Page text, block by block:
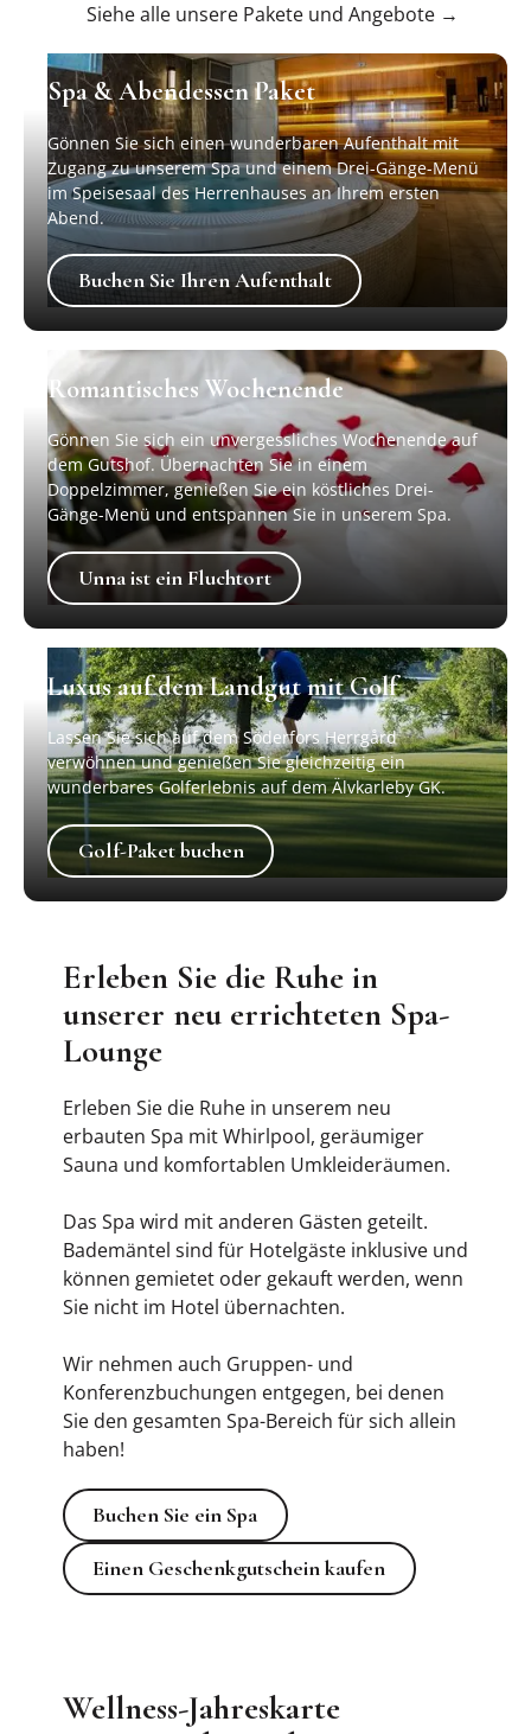
Siehe alle unsere Pakete und Angebote →
Spa & Abendessen Paket
Gönnen Sie sich einen wunderbaren Aufenthalt mit
Zugang zu unserem Spa und einem Drei-Gänge-Menü
im Speisesaal des Herrenhauses an Ihrem ersten
Abend.
Buchen Sie Ihren Aufenthalt
Buchen Sie Ihren Aufenthalt
Romantisches Wochenende
Gönnen Sie sich ein unvergessliches Wochenende auf
dem Gutshof. Übernachten Sie in einem
Doppelzimmer, genießen Sie ein köstliches Drei-
Gänge-Menü und entspannen Sie in unserem Spa.
Unna ist ein Fluchtort
Unna ist ein Fluchtort
Luxus auf dem Landgut mit Golf
Lassen Sie sich auf dem Söderfors Herrgård
verwöhnen und genießen Sie gleichzeitig ein
wunderbares Golferlebnis auf dem Älvkarleby GK.
Golf-Paket buchen
Golf-Paket buchen
Erleben Sie die Ruhe in
unserer neu errichteten Spa-
Lounge
Erleben Sie die Ruhe in unserem neu
erbauten Spa mit Whirlpool, geräumiger
Sauna und komfortablen Umkleideräumen.
Das Spa wird mit anderen Gästen geteilt.
Bademäntel sind für Hotelgäste inklusive und
können gemietet oder gekauft werden, wenn
Sie nicht im Hotel übernachten.
Wir nehmen auch Gruppen- und
Konferenzbuchungen entgegen, bei denen
Sie den gesamten Spa-Bereich für sich allein
haben!
Buchen Sie ein Spa
Buchen Sie ein Spa
Einen Geschenkgutschein kaufen
Einen Geschenkgutschein kaufen
Wellness-Jahreskarte